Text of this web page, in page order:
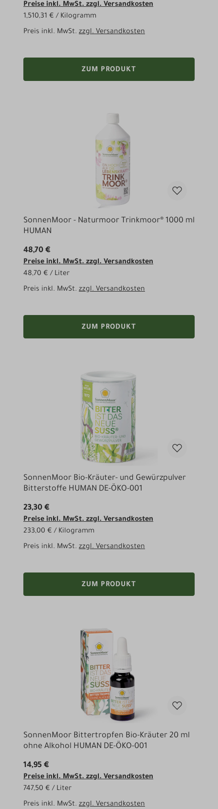
Preise inkl. MwSt. zzgl. Versandkosten
1,510,31 € / Kilogramm
Preis inkl. MwSt. zzgl. Versandkosten
ZUM PRODUKT
SonnenMoor - Naturmoor Trinkmoor® 1000 ml
HUMAN
48,70 €
Preise inkl. MwSt. zzgl. Versandkosten
48,70 € / Liter
Preis inkl. MwSt. zzgl. Versandkosten
ZUM PRODUKT
SonnenMoor Bio-Kräuter- und Gewürzpulver
Bitterstoffe HUMAN DE-ÖKO-001
23,30 €
Preise inkl. MwSt. zzgl. Versandkosten
233,00 € / Kilogramm
Preis inkl. MwSt. zzgl. Versandkosten
ZUM PRODUKT
SonnenMoor Bittertropfen Bio-Kräuter 20 ml
ohne Alkohol HUMAN DE-ÖKO-001
14,95 €
Preise inkl. MwSt. zzgl. Versandkosten
747,50 € / Liter
Preis inkl. MwSt. zzgl. Versandkosten